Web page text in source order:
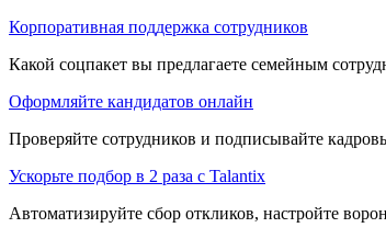
Корпоративная поддержка сотрудников
Какой соцпакет вы предлагаете семейным
Оформляйте кандидатов онлайн
Проверяйте сотрудников и подписывайте
Ускорьте подбор в 2 раза с Talantix
Автоматизируйте сбор откликов, настройте